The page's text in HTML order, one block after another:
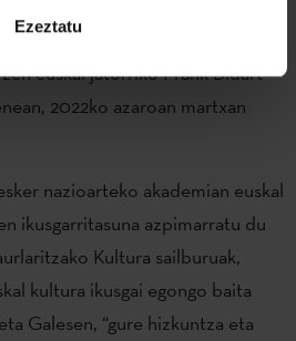
Ezeztatu
Bakersfield unibertsitaterekin
euskal jatorriko Frank Bidart
2022ko azaroan martxan
nazioarteko akademian euskal
ikusgarritasuna azpimarratu du
Kultura sailburuak,
kultura ikusgai egongo baita
Galesen, “gure hizkuntza eta